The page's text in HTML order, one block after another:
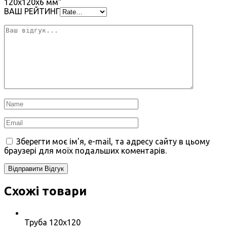
120х120х6 мм”
ВАШ РЕЙТИНГ
Зберегти моє ім'я, e-mail, та адресу сайту в цьому
браузері для моїх подальших коментарів.
Схожі товари
Труба 120х120